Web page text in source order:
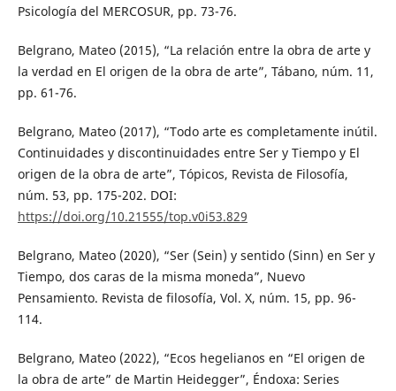
Psicología del MERCOSUR, pp. 73-76.
Belgrano, Mateo (2015), “La relación entre la obra de arte y
la verdad en El origen de la obra de arte”, Tábano, núm. 11,
pp. 61-76.
Belgrano, Mateo (2017), “Todo arte es completamente inútil.
Continuidades y discontinuidades entre Ser y Tiempo y El
origen de la obra de arte”, Tópicos, Revista de Filosofía,
núm. 53, pp. 175-202. DOI:
https://doi.org/10.21555/top.v0i53.829
Belgrano, Mateo (2020), “Ser (Sein) y sentido (Sinn) en Ser y
Tiempo, dos caras de la misma moneda”, Nuevo
Pensamiento. Revista de filosofía, Vol. X, núm. 15, pp. 96-
114.
Belgrano, Mateo (2022), “Ecos hegelianos en “El origen de
la obra de arte” de Martin Heidegger”, Éndoxa: Series